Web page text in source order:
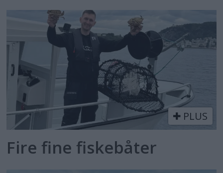
PLUS
Fire fine fiskebåter